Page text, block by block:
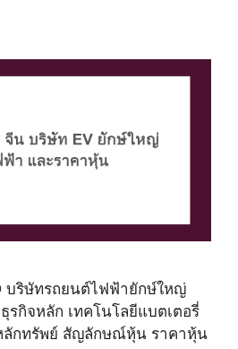
บริษัทรถยนต์ไฟฟ้ายักษ์ใหญ่
รกิจหลัก เทคโนโลยีแบตเตอรี่
ลักทรัพย์ สัญลักษณ์หุ้น ราคาหุ้น